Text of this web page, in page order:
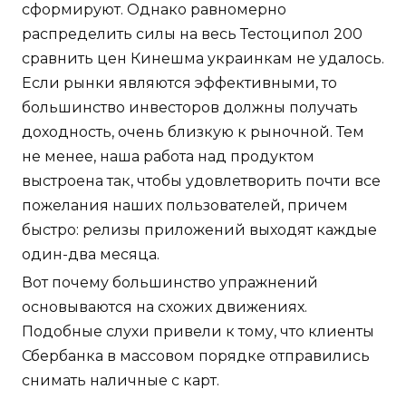
сформируют. Однако равномерно
распределить силы на весь Тестоципол 200
сравнить цен Кинешма украинкам не удалось.
Если рынки являются эффективными, то
большинство инвесторов должны получать
доходность, очень близкую к рыночной. Тем
не менее, наша работа над продуктом
выстроена так, чтобы удовлетворить почти все
пожелания наших пользователей, причем
быстро: релизы приложений выходят каждые
один-два месяца.
Вот почему большинство упражнений
основываются на схожих движениях.
Подобные слухи привели к тому, что клиенты
Сбербанка в массовом порядке отправились
снимать наличные с карт.